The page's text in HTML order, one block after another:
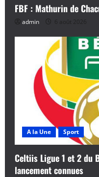
FBF : Mathurin de
admin 6 août 2026
A la Une Sport
Celtiis Ligue 1 et 2 du
lancement connues